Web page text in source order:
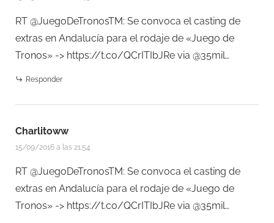
RT @JuegoDeTronosTM: Se convoca el casting de
extras en Andalucía para el rodaje de «Juego de
Tronos» -> https://t.co/QCrITIbJRe via @35mil…
Responder
Charlitoww
15/09/2016 a las 21:54
RT @JuegoDeTronosTM: Se convoca el casting de
extras en Andalucía para el rodaje de «Juego de
Tronos» -> https://t.co/QCrITIbJRe via @35mil…